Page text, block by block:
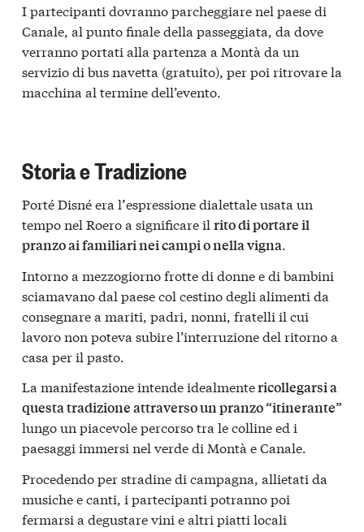
I partecipanti dovranno parcheggiare nel paese di
Canale, al punto finale della passeggiata, da dove
verranno portati alla partenza a Montà da un
servizio di bus navetta (gratuito), per poi ritrovare la
macchina al termine dell’evento.
Storia e Tradizione
Porté Disné era l’espressione dialettale usata un
tempo nel Roero a significare il rito di portare il
pranzo ai familiari nei campi o nella vigna.
Intorno a mezzogiorno frotte di donne e di bambini
sciamavano dal paese col cestino degli alimenti da
consegnare a mariti, padri, nonni, fratelli il cui
lavoro non poteva subire l’interruzione del ritorno a
casa per il pasto.
La manifestazione intende idealmentericollegarsi a
questa tradizione attraverso un pranzo “itinerante”
lungo un piacevole percorso tra le colline ed i
paesaggi immersi nel verde di Montà e Canale.
Procedendo per stradine di campagna, allietati da
musiche e canti, i partecipanti potranno poi
fermarsi a degustare vini e altri piatti locali